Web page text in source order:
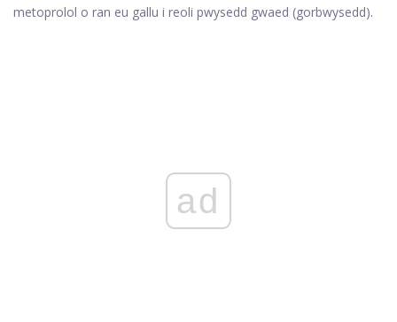
metoprolol o ran eu gallu i reoli pwysedd gwaed (gorbwysedd).
ad